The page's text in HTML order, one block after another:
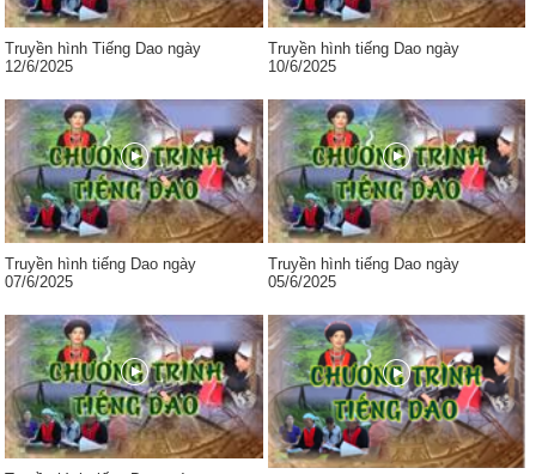
Truyền hình Tiếng Dao ngày
12/6/2025
Truyền hình tiếng Dao ngày
10/6/2025
Truyền hình tiếng Dao ngày
07/6/2025
Truyền hình tiếng Dao ngày
05/6/2025